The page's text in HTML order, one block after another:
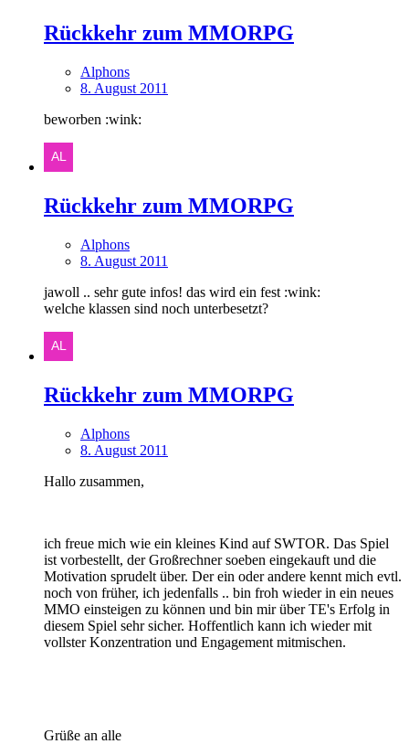
Rückkehr zum MMORPG
Alphons
8. August 2011
beworben :wink:
Rückkehr zum MMORPG
Alphons
8. August 2011
jawoll .. sehr gute infos! das wird ein fest :wink:
welche klassen sind noch unterbesetzt?
Rückkehr zum MMORPG
Alphons
8. August 2011
Hallo zusammen,
ich freue mich wie ein kleines Kind auf SWTOR. Das Spiel
ist vorbestellt, der Großrechner soeben eingekauft und die
Motivation sprudelt über. Der ein oder andere kennt mich evtl.
noch von früher, ich jedenfalls .. bin froh wieder in ein neues
MMO einsteigen zu können und bin mir über TE's Erfolg in
diesem Spiel sehr sicher. Hoffentlich kann ich wieder mit
vollster Konzentration und Engagement mitmischen.
Grüße an alle